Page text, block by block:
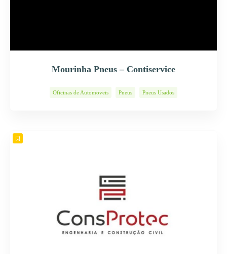
Mourinha Pneus – Contiservice
Oficinas de Automoveis Pneus Pneus Usados